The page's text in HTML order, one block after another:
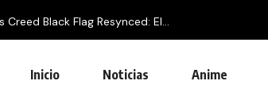
Creed Black Flag Resynced: El...
Inicio Noticias Anime